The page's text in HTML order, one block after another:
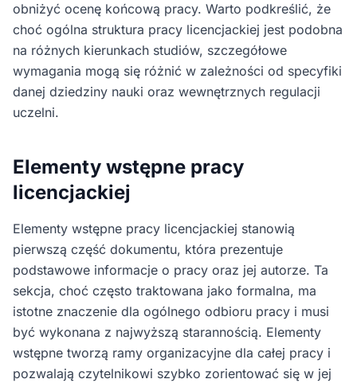
obniżyć ocenę końcową pracy. Warto podkreślić, że
choć ogólna struktura pracy licencjackiej jest podobna
na różnych kierunkach studiów, szczegółowe
wymagania mogą się różnić w zależności od specyfiki
danej dziedziny nauki oraz wewnętrznych regulacji
uczelni.
Elementy wstępne pracy
licencjackiej
Elementy wstępne pracy licencjackiej stanowią
pierwszą część dokumentu, która prezentuje
podstawowe informacje o pracy oraz jej autorze. Ta
sekcja, choć często traktowana jako formalna, ma
istotne znaczenie dla ogólnego odbioru pracy i musi
być wykonana z najwyższą starannością. Elementy
wstępne tworzą ramy organizacyjne dla całej pracy i
pozwalają czytelnikowi szybko zorientować się w jej